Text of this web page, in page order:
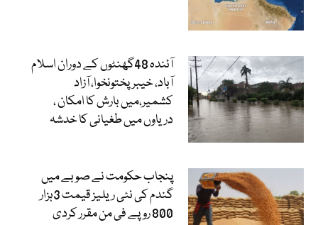
آئندہ 48گھنٹوں کے دوران اسلام
آباد، خیبرپختونخوا، آزاد
کشمیر،میں بارش کا امکان ،
دریاوں میں طغیانی کا خدشہ
پنجاب حکومت نے صوبے میں
گندم کی نئی ریلیز قیمت 3ہزار
800 روپے فی من مقرر کردی